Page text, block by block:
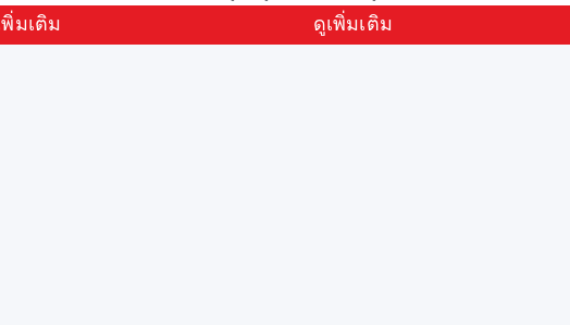
พิ่มเติม ดูเพิ่มเติม